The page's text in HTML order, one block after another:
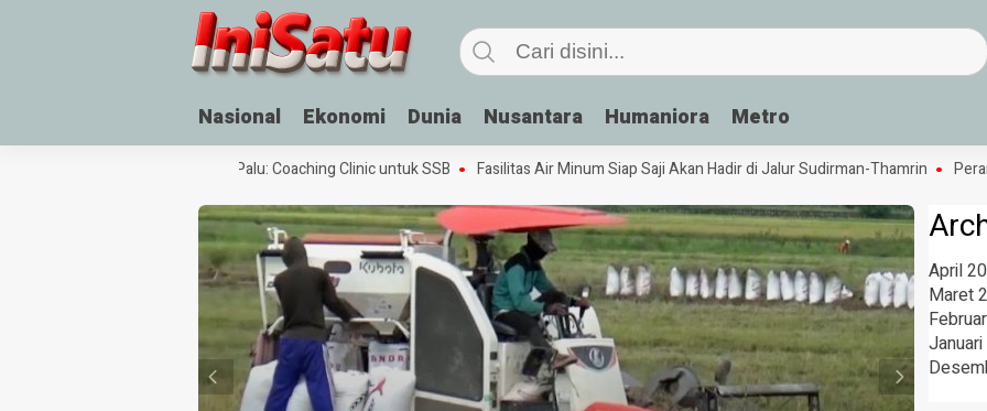
Nasional Ekonomi Dunia Nusantara Humaniora Metro
Festival Sepak Bola Rakyat di Palu: Coaching Clinic untuk SSB Fasilitas Air Minum Siap Saji Akan Hadir di Jalur Sudirman-Thamrin Peran
April
Maret